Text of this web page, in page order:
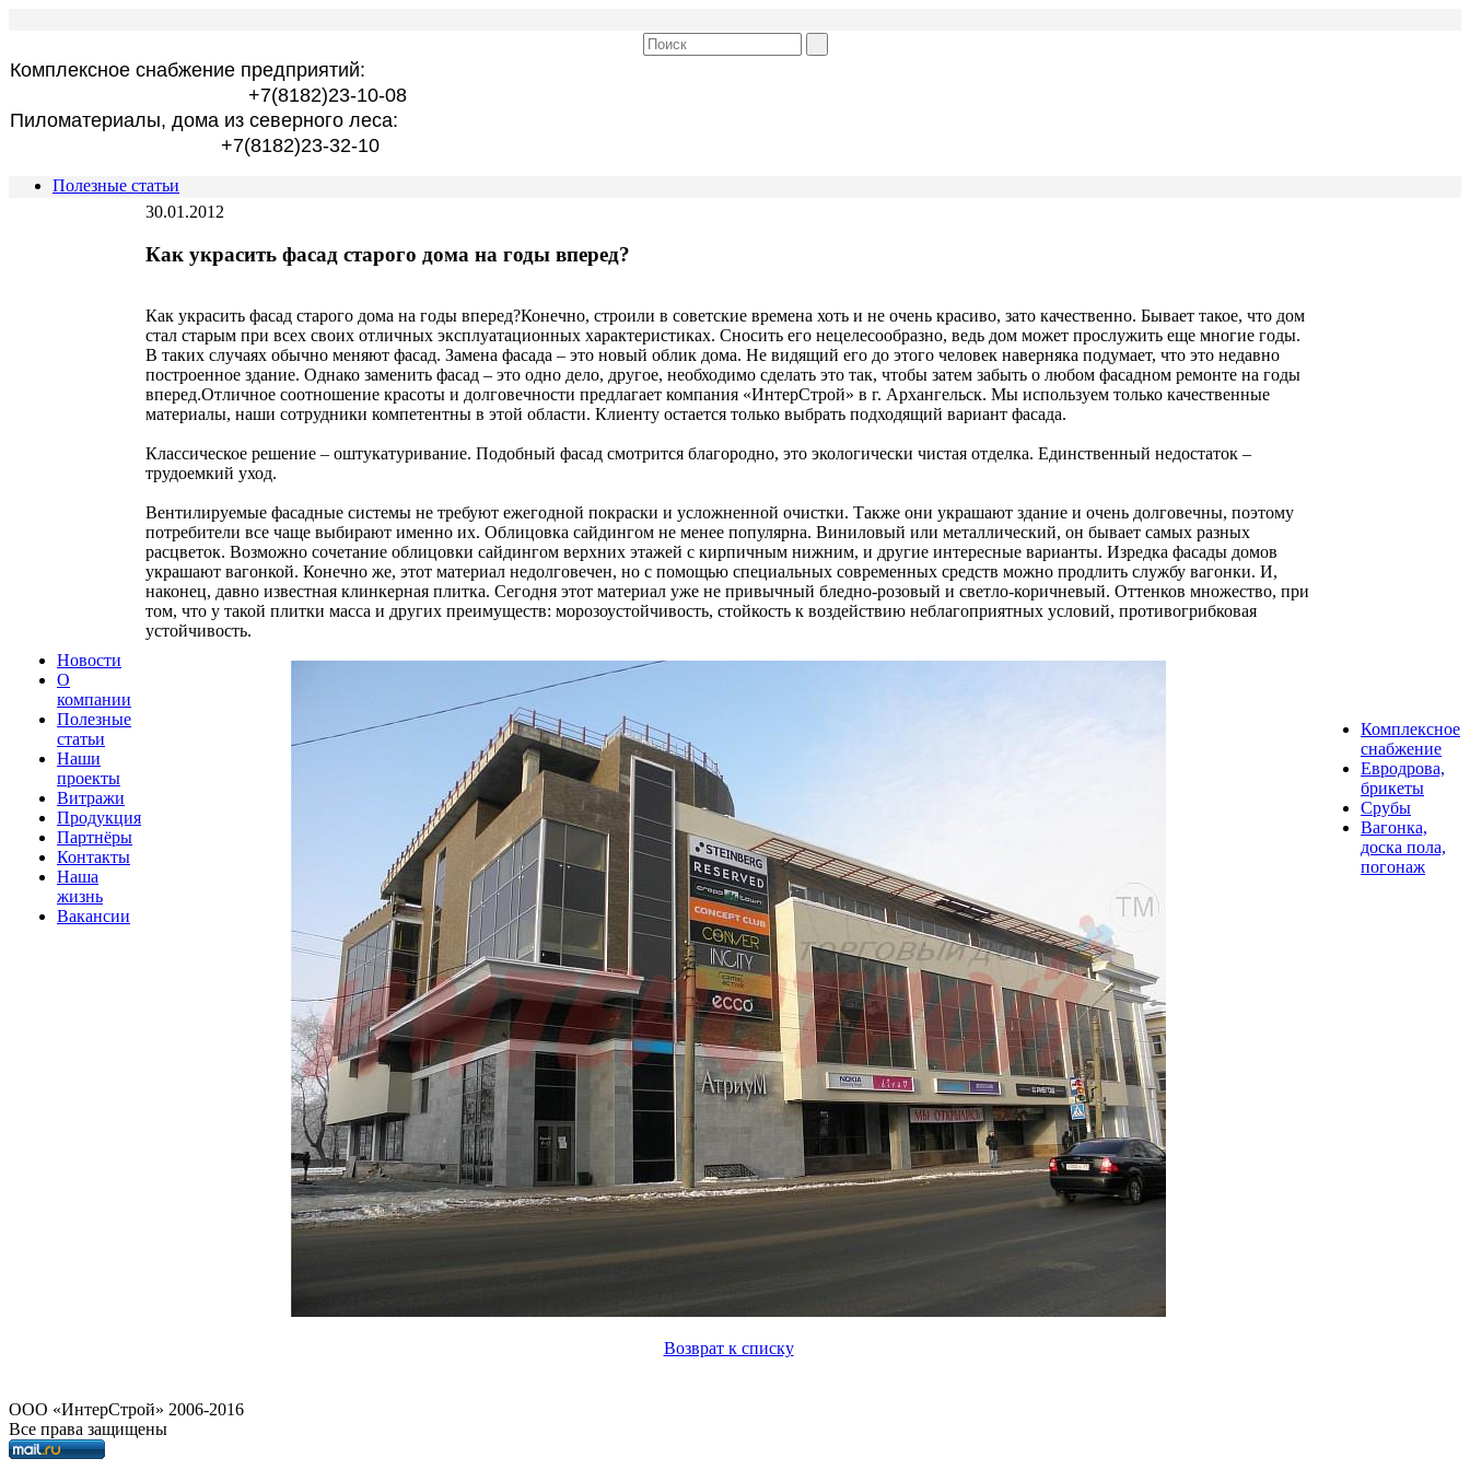
Комплексное снабжение предприятий:
+7(8182)23-10-08
Пиломатериалы, дома из северного леса:
+7(8182)23-32-10
Полезные статьи
Новости
О
компании
Полезные
статьи
Наши
проекты
Витражи
Продукция
Партнёры
Контакты
Наша
жизнь
Вакансии
30.01.2012
Как украсить фасад старого дома на годы вперед?
Как украсить фасад старого дома на годы вперед?Конечно, строили в советские времена хоть и не очень красиво, зато качественно. Бывает такое, что дом
стал старым при всех своих отличных эксплуатационных характеристиках. Сносить его нецелесообразно, ведь дом может прослужить еще многие годы.
В таких случаях обычно меняют фасад. Замена фасада – это новый облик дома. Не видящий его до этого человек наверняка подумает, что это недавно
построенное здание. Однако заменить фасад – это одно дело, другое, необходимо сделать это так, чтобы затем забыть о любом фасадном ремонте на годы
вперед.Отличное соотношение красоты и долговечности предлагает компания «ИнтерСтрой» в г. Архангельск. Мы используем только качественные
материалы, наши сотрудники компетентны в этой области. Клиенту остается только выбрать подходящий вариант фасада.
Классическое решение – оштукатуривание. Подобный фасад смотрится благородно, это экологически чистая отделка. Единственный недостаток –
трудоемкий уход.
Вентилируемые фасадные системы не требуют ежегодной покраски и усложненной очистки. Также они украшают здание и очень долговечны, поэтому
потребители все чаще выбирают именно их. Облицовка сайдингом не менее популярна. Виниловый или металлический, он бывает самых разных
расцветок. Возможно сочетание облицовки сайдингом верхних этажей с кирпичным нижним, и другие интересные варианты. Изредка фасады домов
украшают вагонкой. Конечно же, этот материал недолговечен, но с помощью специальных современных средств можно продлить службу вагонки. И,
наконец, давно известная клинкерная плитка. Сегодня этот материал уже не привычный бледно-розовый и светло-коричневый. Оттенков множество, при
том, что у такой плитки масса и других преимуществ: морозоустойчивость, стойкость к воздействию неблагоприятных условий, противогрибковая
устойчивость.
Возврат к списку
Комплексное
снабжение
Евродрова,
брикеты
Срубы
Вагонка,
доска пола,
погонаж
OOO «ИнтерСтрой» 2006-2016
Все права защищены